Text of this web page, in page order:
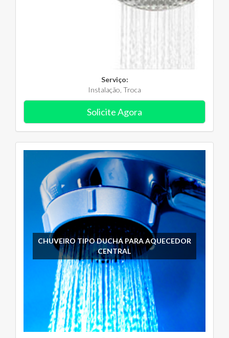
Serviço:
Instalação, Troca
Solicite Agora
CHUVEIRO TIPO DUCHA PARA AQUECEDOR
CENTRAL